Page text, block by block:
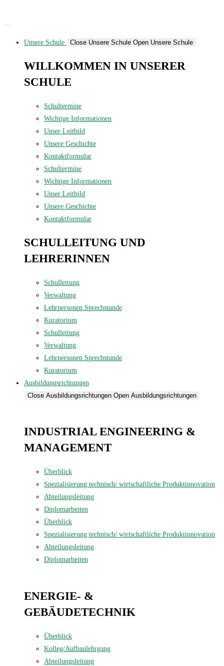
Unsere Schule
Close Unsere Schule Open Unsere Schule
WILLKOMMEN IN UNSERER
SCHULE
Schultermine
Wichtige Informationen
Unser Leitbild
Unsere Geschichte
Kontaktformular
Schultermine
Wichtige Informationen
Unser Leitbild
Unsere Geschichte
Kontaktformular
SCHULLEITUNG UND
LEHRERINNEN
Schulleitung
Verwaltung
Lehrpersonen Sprechstunde
Kuratorium
Schulleitung
Verwaltung
Lehrpersonen Sprechstunde
Kuratorium
Ausbildungsrichtungen
Close Ausbildungsrichtungen Open Ausbildungsrichtungen
INDUSTRIAL ENGINEERING &
MANAGEMENT
Überblick
Spezialisierung technisch/ wirtschaftliche Produktinnovation
Abteilungsleitung
Diplomarbeiten
Überblick
Spezialisierung technisch/ wirtschaftliche Produktinnovation
Abteilungsleitung
Diplomarbeiten
ENERGIE- &
GEBÄUDE­TECHNIK
Überblick
Kolleg/Aufbaulehrgang
Abteilungsleitung